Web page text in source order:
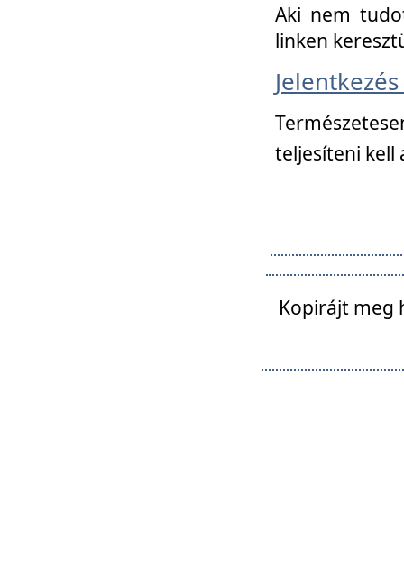
Aki nem
linken
Jelentkezés
teljesíteni kell
Kopirájt meg